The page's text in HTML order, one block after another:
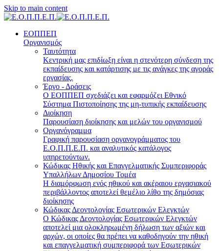
Skip to main content
ΕΟΠΠΕΠ
Οργανισμός
Ταυτότητα
Κεντρική μας επιδίωξη είναι η στενότερη σύνδεση της
εκπαίδευσης και κατάρτισης με τις ανάγκες της αγοράς
εργασίας.
Έργο - Δράσεις
Ο ΕΟΠΠΕΠ σχεδιάζει και εφαρμόζει Eθνικό
Σύστημα Πιστοποίησης της μη-τυπικής εκπαίδευσης
Διοίκηση
Παρουσίαση διοίκησης και μελών του οργανισμού
Οργανόγραμμα
Γραφική παρουσίαση οργανογράμματος του
Ε.Ο.Π.Π.Ε.Π. και αναλυτικός κατάλογος
υπηρετούντων.
Κώδικας Ηθικής και Επαγγελματικής Συμπεριφοράς
Υπαλλήλων Δημοσίου Τομέα
Η διαμόρφωση ενός ηθικού και ακέραιου εργασιακού
περιβάλλοντος αποτελεί θεμέλιο λίθο της δημόσιας
διοίκησης
Κώδικας Δεοντολογίας Εσωτερικών Ελεγκτών
Ο Κώδικας Δεοντολογίας Εσωτερικών Ελεγκτών
αποτελεί μια ολοκληρωμένη δήλωση των αξιών και
αρχών, οι οποίες θα πρέπει να καθοδηγούν την ηθική
και επαγγελματική συμπεριφορά των Εσωτερικών